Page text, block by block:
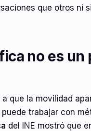
que otros ni
no es un
que la movilidad
trabajar con
del INE mostró que